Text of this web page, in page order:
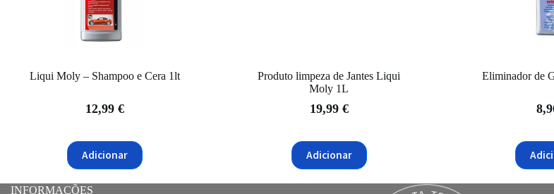
Liqui Moly – Shampoo e Cera 1lt
12,99€
Adicionar
Produto limpeza de Jantes Liqui
Moly 1L
19,99 €
Adicionar
Eliminador de
INFORMAÇÕES